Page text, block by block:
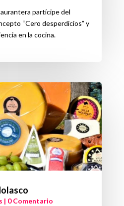
partícipe del
“Cero desperdicios” y
en la cocina.
| 0 Comentario